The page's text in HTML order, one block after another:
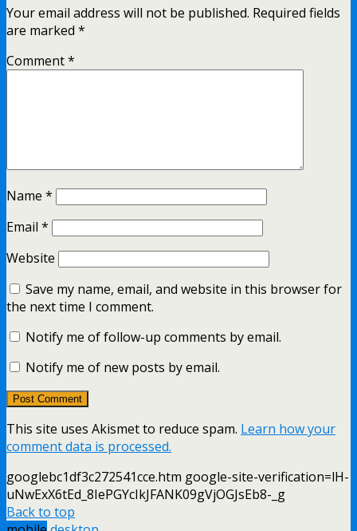
Your email address will not be published. Required fields
are marked *
Comment*
Name *
Email *
Website
Save my name, email, and website in this browser for
the next time I comment.
Notify me of follow-up comments by email.
Notify me of new posts by email.
This site uses Akismet to reduce spam. Learn how your
comment data is processed.
googlebc1df3c272541cce.htm google-site-verification=lH-
uNwExX6tEd_8IePGYcIkJFANK09gVjOGJsEb8-_g
Back to top